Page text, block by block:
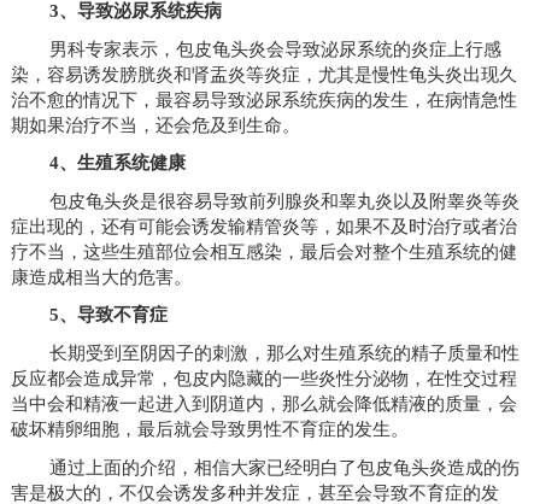
3、导致泌尿系统疾病
男科专家表示，包皮龟头炎会导致泌尿系统的炎症上行感
染，容易诱发膀胱炎和肾盂炎等炎症，尤其是慢性龟头炎出现久
治不愈的情况下，最容易导致泌尿系统疾病的发生，在病情急性
期如果治疗不当，还会危及到生命。
4、生殖系统健康
包皮龟头炎是很容易导致前列腺炎和睾丸炎以及附睾炎等炎
症出现的，还有可能会诱发输精管炎等，如果不及时治疗或者治
疗不当，这些生殖部位会相互感染，最后会对整个生殖系统的健
康造成相当大的危害。
5、导致不育症
长期受到至阴因子的刺激，那么对生殖系统的精子质量和性
反应都会造成异常，包皮内隐藏的一些炎性分泌物，在性交过程
当中会和精液一起进入到阴道内，那么就会降低精液的质量，会
破坏精卵细胞，最后就会导致男性不育症的发生。
通过上面的介绍，相信大家已经明白了包皮龟头炎造成的伤
害是极大的，不仅会诱发多种并发症，甚至会导致不育症的发